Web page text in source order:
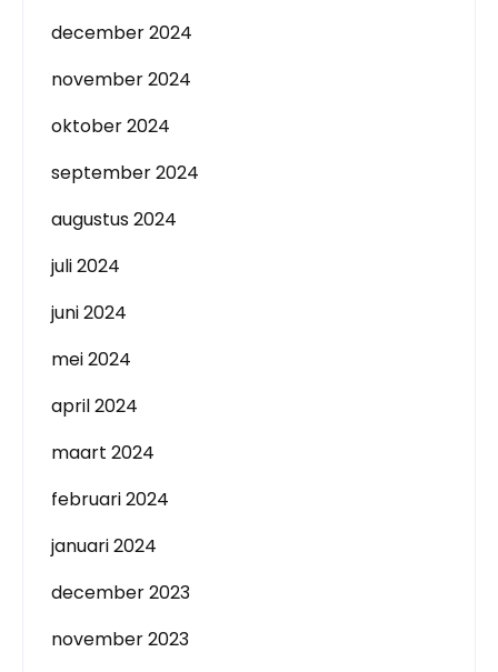
december 2024
november 2024
oktober 2024
september 2024
augustus 2024
juli 2024
juni 2024
mei 2024
april 2024
maart 2024
februari 2024
januari 2024
december 2023
november 2023